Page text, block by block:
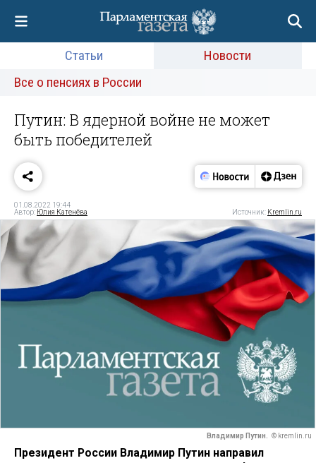
Статьи
Новости
Все о пенсиях в России
Путин: В ядерной войне не может
быть победителей
01.08.2022 19:44
Автор: Юлия Катенёва Источник: Kremlin.ru
Владимир Путин. © kremlin.ru
Президент России Владимир Путин направил